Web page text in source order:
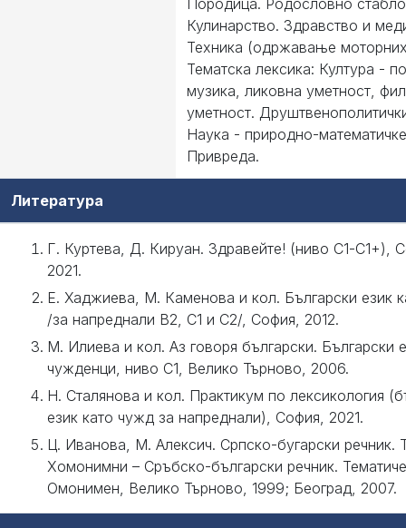
Породица. Родословно
Кулинарство. Здравство и
Техника (одржавање
Тематска лексика: Култура -
музика, ликовна уметност,
уметност.
Наука - природно-
Привреда.
Литература
Г. Куртева, Д. Кируан. Здравейте! (ниво C1-C1+),
2021.
Е. Хаджиева, М. Каменова и кол. Български език
/за напреднали В2, С1 и С2/, София, 2012.
М. Илиева и кол. Аз говоря български. Български
чужденци, ниво С1, Велико Търново, 2006.
Н. Сталянова и кол. Практикум по лексикология
език като чужд за напреднали), София, 2021.
Ц. Иванова, М. Алексич. Српско-бугарски речник.
Хомонимни – Сръбско-български речник.
Омонимен, Велико Търново, 1999; Београд, 2007.